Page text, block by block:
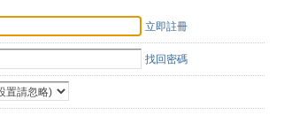
立即註冊
找回密碼